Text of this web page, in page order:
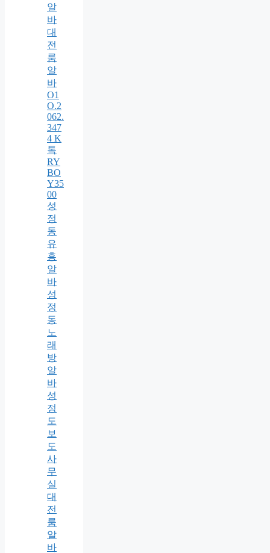
알
바
대
전
룸
알
바
O1
O.2
062.
347
4 K
톡
RY
BO
Y35
00
성
정
동
유
흥
알
바
성
정
동
노
래
방
알
바
성
정
도
보
도
사
무
실
대
전
룸
알
바